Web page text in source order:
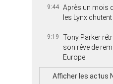
9:44 Après un mois
les Lynx
9:19
Tony Parker
son rêve de
Europe
Afficher les actus